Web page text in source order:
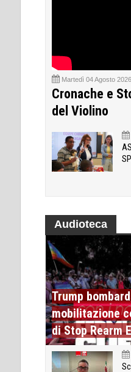
Martedì 04 Agosto 2026
Cronache e
del Violino
Audioteca
Trump
mobilitazione
di Stop Rearm